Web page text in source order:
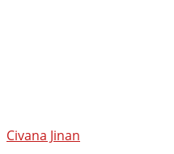
Civana Jinan